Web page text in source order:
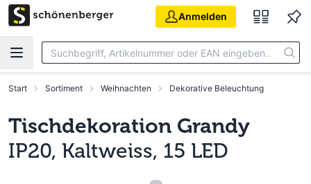
Zum Hauptinhalt springen
Anmelden
Start Sortiment Weihnachten Dekorative Beleuchtung
Tischdekoration Grandy
IP20, Kaltweiss, 15 LED